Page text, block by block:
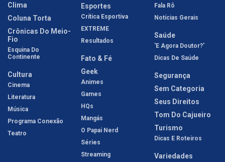
Clima
Coluna Torta
Crônicas Do Meio-
Fio
Esquina Do
Continente
Cultura
Cinema
Literatura
Música
Programa Conexão
Teatro
Esportes
Crítica Esportiva
EXTREME
Resultados
Fato & Fé
Geek
Animes
Games
HQs
Mangás
O Papai Nerd
Séries
Streaming
Fala Rô
Notícias Gerais
Saúde
'E Agora Doutor?'
Dicas De Saúde
Segurança
Sem Categoria
Seus Direitos
Tom Do Cajueiro
Turismo
Dicas E Roteiros
Variedades